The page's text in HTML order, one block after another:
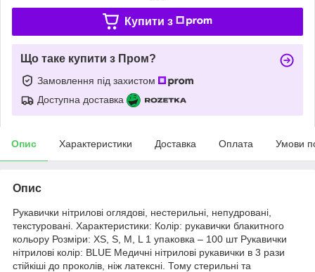
Купити з
Що таке купити з Пром?
Замовлення під захистом
Доступна доставка
Опис Характеристики Доставка Оплата Умови
Опис
Рукавички нітрилові оглядові, нестерильні, непудровані,
текстуровані. Характеристики: Колір: рукавички блакитного
кольору Розміри: XS, S, M, L 1 упаковка – 100 шт Рукавички
нітрилові колір: BLUE Медичні нітрилові рукавички в 3 рази
стійкіші до проколів, ніж латексні. Тому стерильні та